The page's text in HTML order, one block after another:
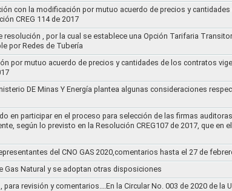
con la modificación por mutuo acuerdo de precios y
CREG 114 de 2017
resolución , por la cual se establece una Opción Tarifaria
por Redes de Tubería
por mutuo acuerdo de precios y cantidades de los contratos
DE Minas Y Energía plantea algunas consideraciones
en participar en el proceso para selección de las firmas
según lo previsto en la Resolución CREG107 de 2017, que
del CNO GAS 2020,comentarios hasta el 27 de
Gas Natural y se adoptan otras disposiciones
revisión y comentarios….En la Circular No. 003 de 2020 de la